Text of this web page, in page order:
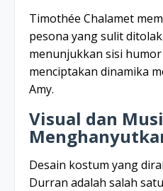
Timothée Chalamet
pesona yang sulit
menunjukkan sisi
menciptakan dinamika
Amy.
Visual dan
Desain kostum yang
Durran adalah salah